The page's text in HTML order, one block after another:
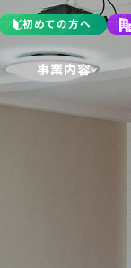
初めての方へ
事業内容